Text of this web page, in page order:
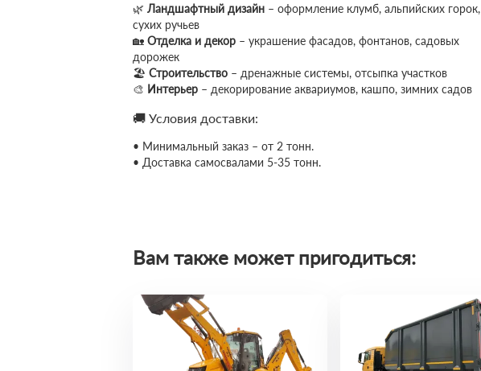
🌿 Ландшафтный дизайн – оформление клумб, альпийских горок,
сухих ручьев
🏡 Отделка и декор – украшение фасадов, фонтанов, садовых
дорожек
🏖 Строительство – дренажные системы, отсыпка участков
🎨 Интерьер – декорирование аквариумов, кашпо, зимних садов
🚚 Условия доставки:
• Минимальный заказ – от 2 тонн.
• Доставка самосвалами 5-35 тонн.
Вам также может пригодиться: